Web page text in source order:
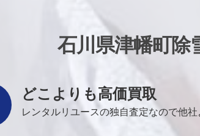
石川県津幡町除
どこよりも高価買取
レンタルリユースの独自査定なので他社